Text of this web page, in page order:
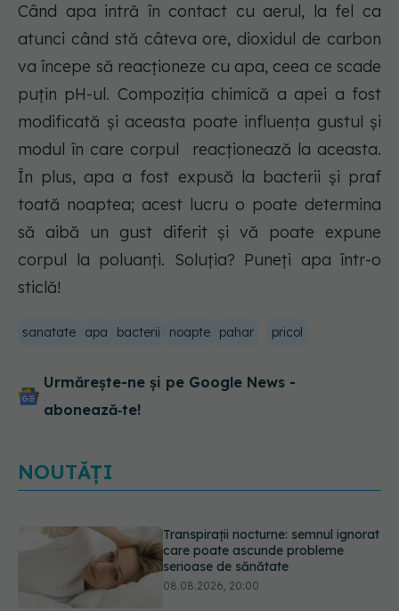
Când apa intră în contact cu aerul, la fel ca
atunci când stă câteva ore, dioxidul de carbon
va începe să reacționeze cu apa, ceea ce scade
puțin pH-ul. Compoziția chimică a apei a fost
modificată și aceasta poate influența gustul și
modul în care corpul reacționează la aceasta.
În plus, apa a fost expusă la bacterii și praf
toată noaptea; acest lucru o poate determina
să aibă un gust diferit și vă poate expune
corpul la poluanți. Soluția? Puneți apa într-o
sticlă!
sanatate apa bacterii noapte pahar pricol
Urmărește-ne și pe Google News -
abonează‑te!
NOUTĂȚI
Ce poți mânca și ce trebuie să eviți
dacă ai gastrită: exemplu de meniu
care reduce inflamația stomacului
08.08.2026, 19:00